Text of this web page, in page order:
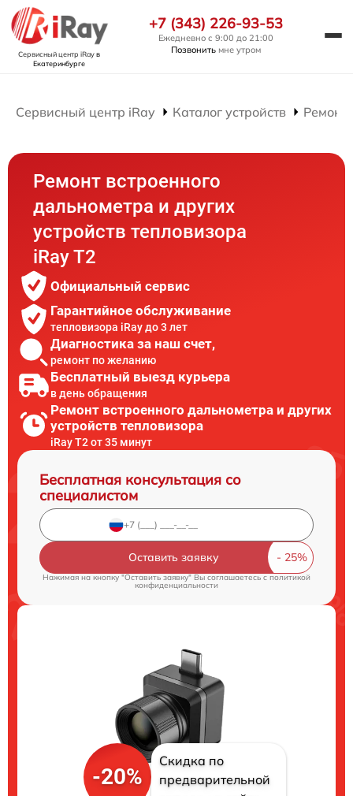
Сервисный центр iRayв
Екатеринбурге
+7 (343) 226-93-53
Ежедневно с 9:00 до 21:00
Позвонить мне утром
Сервисный центр iRay Каталог устройств Ремонт
Ремонт встроенного
дальнометра и других
устройств тепловизора
iRay T2
Официальный сервис
Гарантийное обслуживание
тепловизора iRay до 3 лет
Диагностика за наш счет,
ремонт по желанию
Бесплатный выезд курьера
в день обращения
Ремонт встроенного дальнометра и других
устройств тепловизора
iRay T2 от 35 минут
Бесплатная консультация со
специалистом
Оставить заявку
Нажимая на кнопку "Оставить заявку" Вы соглашаетесь cполитикой
конфиденциальности
-20%
Скидка по
предварительной